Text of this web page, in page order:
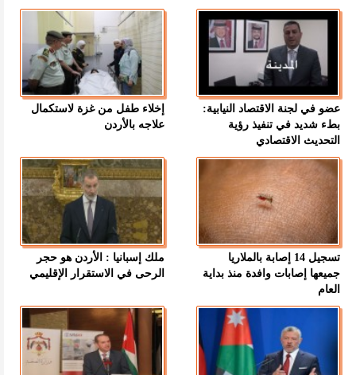
عضو في لجنة الاقتصاد النيابية:
بطء شديد في تنفيذ رؤية
التحديث الاقتصادي
إخلاء طفل من غزة لاستكمال
علاجه بالأردن
تسجيل 14 إصابة بالملاريا
جميعها إصابات وافدة منذ بداية
العام
ملك إسبانيا : الأردن هو حجر
الرحى في الاستقرار الإقليمي